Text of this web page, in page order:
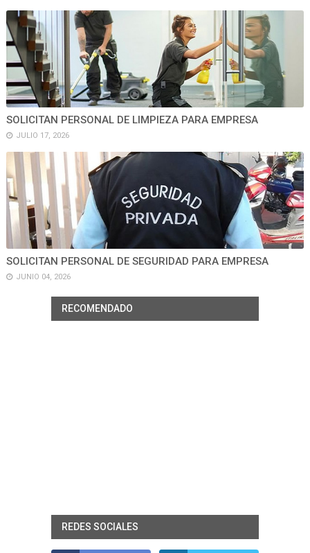
SOLICITAN PERSONAL DE LIMPIEZA PARA EMPRESA
JULIO 17, 2026
SOLICITAN PERSONAL DE SEGURIDAD PARA EMPRESA
JUNIO 04, 2026
RECOMENDADO
REDES SOCIALES